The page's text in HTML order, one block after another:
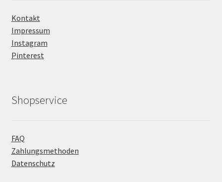
Kontakt
Impressum
Instagram
Pinterest
Shopservice
FAQ
Zahlungsmethoden
Datenschutz